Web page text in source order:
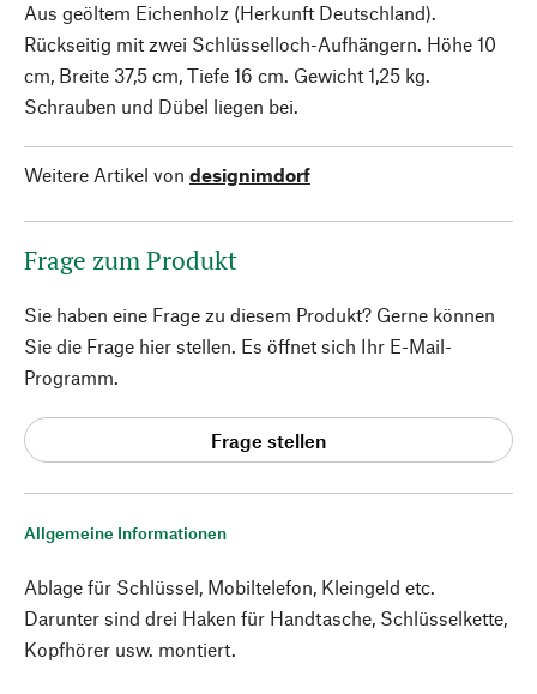
Allgemeine Informationen
Ablage für Schlüssel, Mobiltelefon, Kleingeld etc.
Darunter sind drei Haken für Handtasche, Schlüsselkette,
Kopfhörer usw. montiert.
Aus geöltem Eichenholz (Herkunft Deutschland).
Rückseitig mit zwei Schlüsselloch-Aufhängern. Höhe 10
cm, Breite 37,5 cm, Tiefe 16 cm. Gewicht 1,25 kg.
Schrauben und Dübel liegen bei.
Weitere Artikel von designimdorf
Frage zum Produkt
Sie haben eine Frage zu diesem Produkt? Gerne können
Sie die Frage hier stellen. Es öffnet sich Ihr E-Mail-
Programm.
Frage stellen